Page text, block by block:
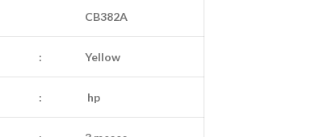
CB382A
: Yellow
: hp